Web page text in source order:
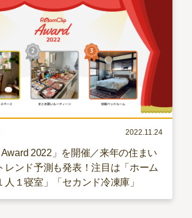
2022.11.24
Award 2022」を開催／来年の住まい
レンド予測も発表！注目は「ホーム
人１寝室」「セカンド冷凍庫」